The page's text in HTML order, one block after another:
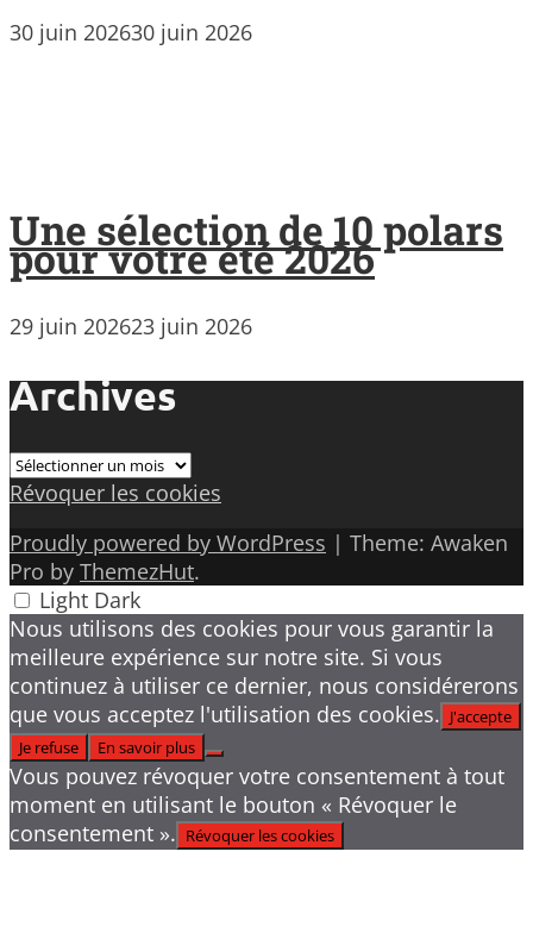
30 juin 202630 juin 2026
Une sélection de 10 polars
pour votre été 2026
29 juin 202623 juin 2026
Archives
Archives
Révoquer les cookies
Proudly powered by WordPress | Theme: Awaken
Pro by ThemezHut.
Light Dark
Nous utilisons des cookies pour vous garantir la
meilleure expérience sur notre site. Si vous
continuez à utiliser ce dernier, nous considérerons
que vous acceptez l'utilisation des cookies. J'accepte
Je refuse
En savoir plus
Vous pouvez révoquer votre consentement à tout
moment en utilisant le bouton « Révoquer le
consentement ». Révoquer les cookies